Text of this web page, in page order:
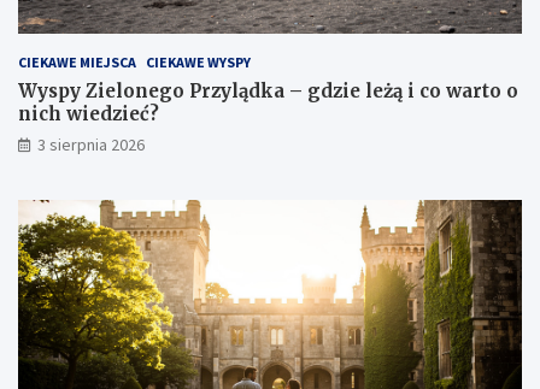
CIEKAWE MIEJSCA CIEKAWE WYSPY
Wyspy Zielonego Przylądka – gdzie leżą i co warto o
nich wiedzieć?
3 sierpnia 2026